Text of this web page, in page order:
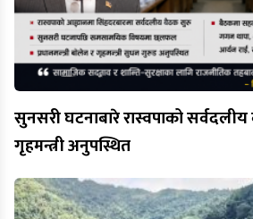
सुनसरी घटनाबारे रास्वपाको सर्वदलीय
गृहमन्त्री अनुपस्थित